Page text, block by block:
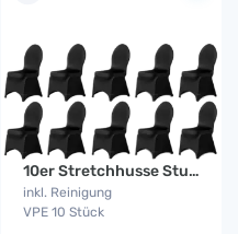
10er Stretchhusse Stuhl schwarz
inkl. Reinigung
VPE 10 Stück